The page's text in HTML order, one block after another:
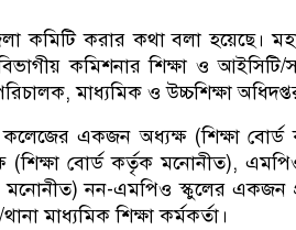
কমিটি করার কথা বলা হয়েছে।
কমিশনার শিক্ষা ও আইসিটি/
মাধ্যমিক ও উচ্চশিক্ষা
একজন অধ্যক্ষ (শিক্ষা বোর্ড
বোর্ড কর্তৃক মনোনীত),
মনোনীত) নন-এমপিও স্কুলের একজন
মাধ্যমিক শিক্ষা কর্মকর্তা।